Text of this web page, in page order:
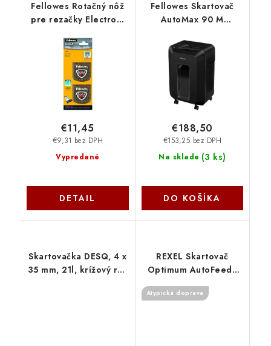
Fellowes Rotačný nôž
pre rezačky Electron,
FELCUTBLADE
Vypredané
€9,31 bez DPH
€11,45
DETAIL
Fellowes Skartovač
AutoMax 90 M
Na sklade (3 ks)
€153,25 bez DPH
€188,50
DO KOŠÍKA
Skartovačka DESQ, 4 x
35 mm, 21l, krížový rez
REXEL Skartovač
Optimum AutoFeed+
750M 2020750MEU
Rexel
Atypická doprava